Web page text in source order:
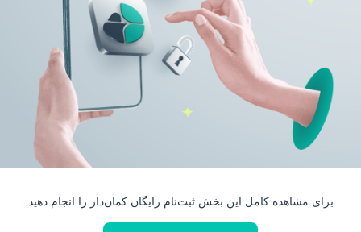
برای مشاهده کامل این بخش ثبت‌نام رایگان کمان‌دار را انجام دهید